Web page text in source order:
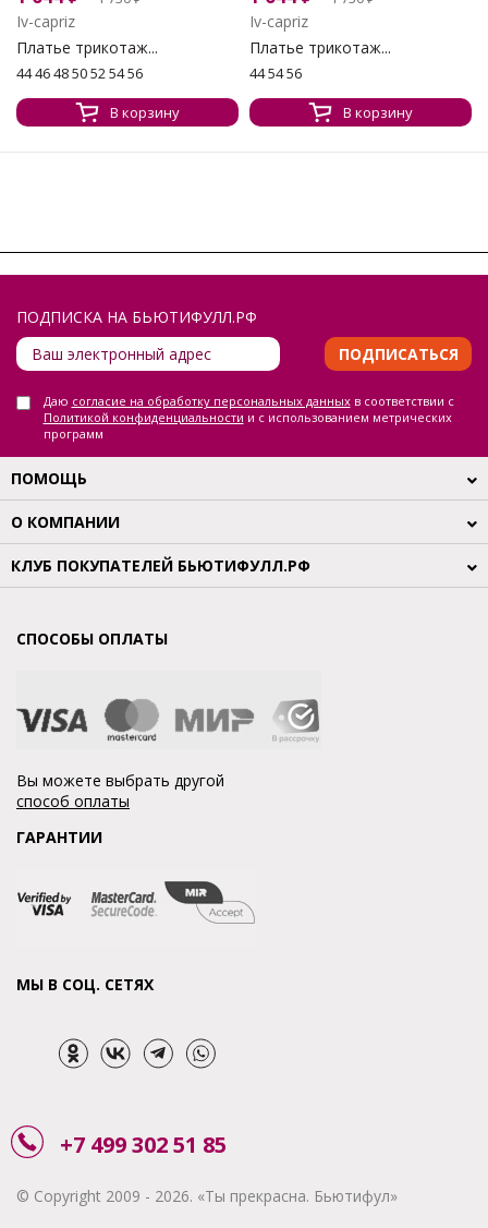
Iv-capriz
Платье трикотаж...
44 46 48 50 52 54 56
В корзину
Iv-capriz
Платье трикотаж...
44 54 56
В корзину
ПОДПИСКА НА БЬЮТИФУЛЛ.РФ
ПОДПИСАТЬСЯ
Даю согласие на обработку персональных данныхв соответствии с
Политикой конфиденциальности и с использованием метрических
программ
ПОМОЩЬ
О КОМПАНИИ
КЛУБ ПОКУПАТЕЛЕЙ БЬЮТИФУЛЛ.РФ
СПОСОБЫ ОПЛАТЫ
Вы можете выбрать другой
способ оплаты
ГАРАНТИИ
МЫ В СОЦ. СЕТЯХ
+7 499 302 51 85
© Copyright 2009 - 2026. «Ты прекрасна. Бьютифул»